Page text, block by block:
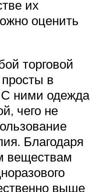
их
оценить
торговой
в
С ними одежда
чего не
Благодаря
веществам
выше